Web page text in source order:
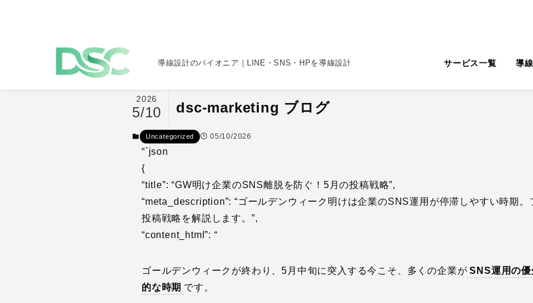
導線設計のパイオニア｜LINE・SNS・HPを導線設計 サービス一覧 導
dsc-marketing ブログ
2026
5/10
Uncategorized 05/10/2026
“`json
{
“title”: “GW明け企業のSNS離脱を防ぐ！5月の投稿戦略”,
“meta_description”: “ゴールデンウィーク明けは企業のSNS運用が停滞しやすい時期
投稿戦略を解説します。”,
“content_html”: “
ゴールデンウィークが終わり、5月中旬に突入する今こそ、多くの企業が SNS運用の
的な時期 です。